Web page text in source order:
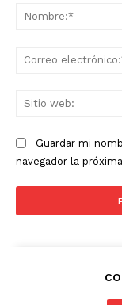
Guardar mi
navegador la